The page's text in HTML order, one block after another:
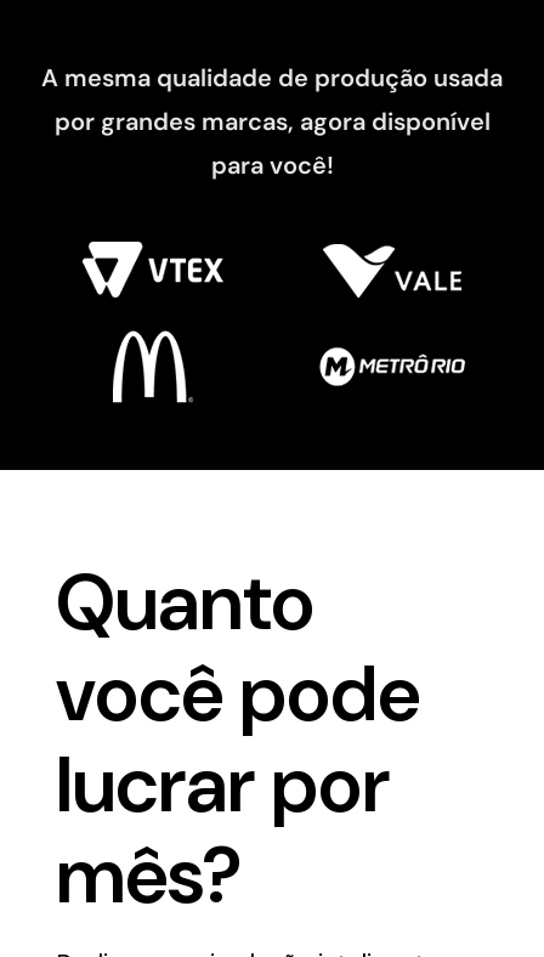
A mesma qualidade de produção usada
por grandes marcas, agora disponível
para você!